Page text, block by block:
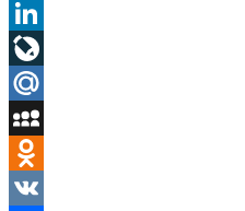
Pinterest
LinkedIn
LiveJournal
Mail.Ru
MySpace
Odnoklassniki